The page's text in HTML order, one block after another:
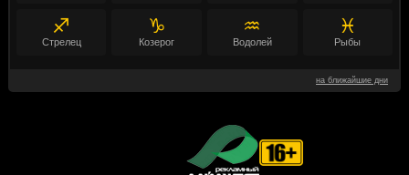
♐
Стрелец
♑
Козерог
♒
Водолей
♓
Рыбы
на ближайшие дни